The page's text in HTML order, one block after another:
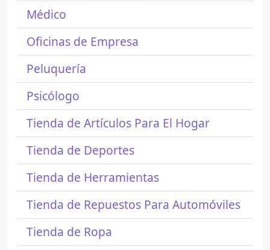
Médico
Oficinas de Empresa
Peluquería
Psicólogo
Tienda de Artículos Para El Hogar
Tienda de Deportes
Tienda de Herramientas
Tienda de Repuestos Para Automóviles
Tienda de Ropa